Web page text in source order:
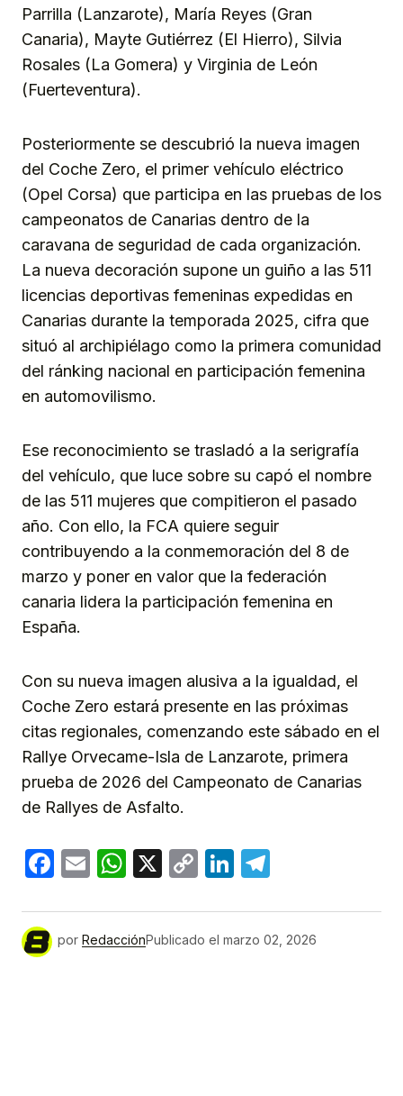
Parrilla (Lanzarote), María Reyes (Gran
Canaria), Mayte Gutiérrez (El Hierro), Silvia
Rosales (La Gomera) y Virginia de León
(Fuerteventura).
Posteriormente se descubrió la nueva imagen
del Coche Zero, el primer vehículo eléctrico
(Opel Corsa) que participa en las pruebas de los
campeonatos de Canarias dentro de la
caravana de seguridad de cada organización.
La nueva decoración supone un guiño a las 511
licencias deportivas femeninas expedidas en
Canarias durante la temporada 2025, cifra que
situó al archipiélago como la primera comunidad
del ránking nacional en participación femenina
en automovilismo.
Ese reconocimiento se trasladó a la serigrafía
del vehículo, que luce sobre su capó el nombre
de las 511 mujeres que compitieron el pasado
año. Con ello, la FCA quiere seguir
contribuyendo a la conmemoración del 8 de
marzo y poner en valor que la federación
canaria lidera la participación femenina en
España.
Con su nueva imagen alusiva a la igualdad, el
Coche Zero estará presente en las próximas
citas regionales, comenzando este sábado en el
Rallye Orvecame-Isla de Lanzarote, primera
prueba de 2026 del Campeonato de Canarias
de Rallyes de Asfalto.
Facebook
EmailWhatsApp
X
CopyLinkedIn
por RedacciónPublicado el marzo 02, 2026